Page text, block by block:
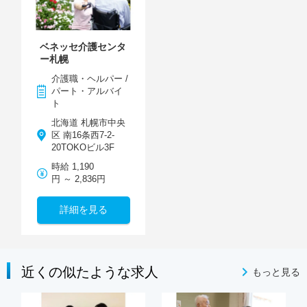
ベネッセ介護センタ
ー札幌
介護職・ヘルパー /
パート・アルバイ
ト
北海道 札幌市中央
区 南16条西7-2-
20TOKOビル3F
時給 1,190
円 ～ 2,836円
詳細を見る
近くの似たような求人 もっと見る